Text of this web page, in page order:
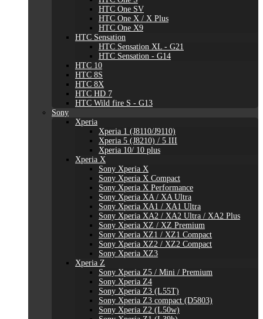
HTC One SV
HTC One X / X Plus
HTC One X9
HTC Sensation
HTC Sensation XL - G21
HTC Sensation - G14
HTC 10
HTC 8S
HTC 8X
HTC HD 7
HTC Wild fire S - G13
Sony
Xperia
Xperia 1 (J8110/J9110)
Xperia 5 (J8210) / 5 III
Xperia 10/ 10 plus
Xperia X
Sony Xperia X
Sony Xperia X Compact
Sony Xperia X Performance
Sony Xperia XA / XA Ultra
Sony Xperia XA1 / XA1 Ultra
Sony Xperia XA2 / XA2 Ultra / XA2 Plus
Sony Xperia XZ / XZ Premium
Sony Xperia XZ1 / XZ1 Compact
Sony Xperia XZ2 / XZ2 Compact
Sony Xperia XZ3
Xperia Z
Sony Xperia Z5 / Mini / Premium
Sony Xperia Z4
Sony Xperia Z3 (L55T)
Sony Xperia Z3 compact (D5803)
Sony Xperia Z2 (L50w)